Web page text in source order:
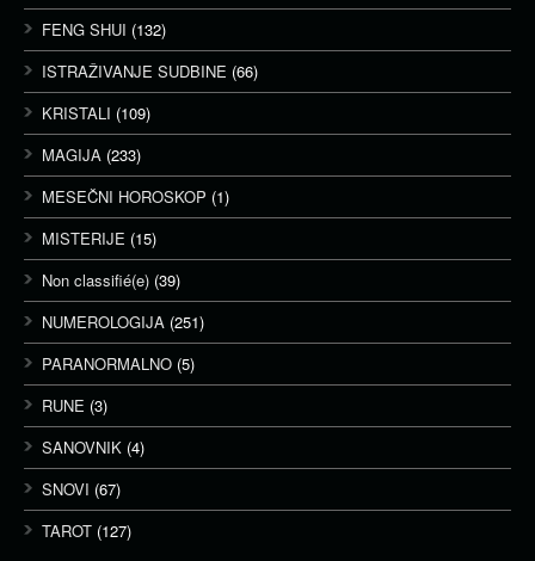
FENG SHUI (132)
ISTRAŽIVANJE SUDBINE (66)
KRISTALI (109)
MAGIJA (233)
MESEČNI HOROSKOP (1)
MISTERIJE (15)
Non classifié(e) (39)
NUMEROLOGIJA (251)
PARANORMALNO (5)
RUNE (3)
SANOVNIK (4)
SNOVI (67)
TAROT (127)